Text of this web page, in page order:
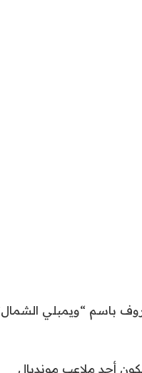
باسم “ويمبلي
أحد ملاعب مونديال